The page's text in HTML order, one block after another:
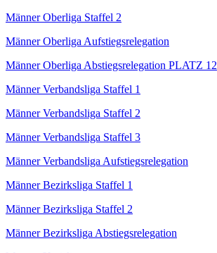
Männer Oberliga Staffel 2
Männer Oberliga Aufstiegsrelegation
Männer Oberliga Abstiegsrelegation PLATZ 12
Männer Verbandsliga Staffel 1
Männer Verbandsliga Staffel 2
Männer Verbandsliga Staffel 3
Männer Verbandsliga Aufstiegsrelegation
Männer Bezirksliga Staffel 1
Männer Bezirksliga Staffel 2
Männer Bezirksliga Abstiegsrelegation